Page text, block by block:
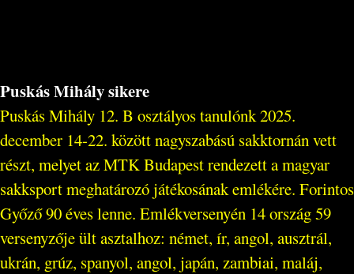
Puskás Mihály sikere
Puskás Mihály 12. B osztályos tanulónk 2025.
december 14-22. között nagyszabású sakktornán vett
részt, melyet az MTK Budapest rendezett a magyar
sakksport meghatározó játékosának emlékére. Forintos
Győző 90 éves lenne. Emlékversenyén 14 ország 59
versenyzője ült asztalhoz: német, ír, angol, ausztrál,
ukrán, grúz, spanyol, angol, japán, zambiai, maláj,